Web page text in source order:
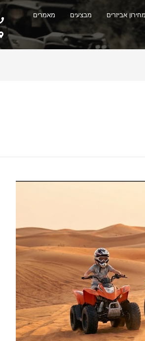
מחירון אביזרים מבצעים מאמרים